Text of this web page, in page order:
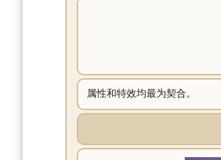
属性和特效均最为契合。